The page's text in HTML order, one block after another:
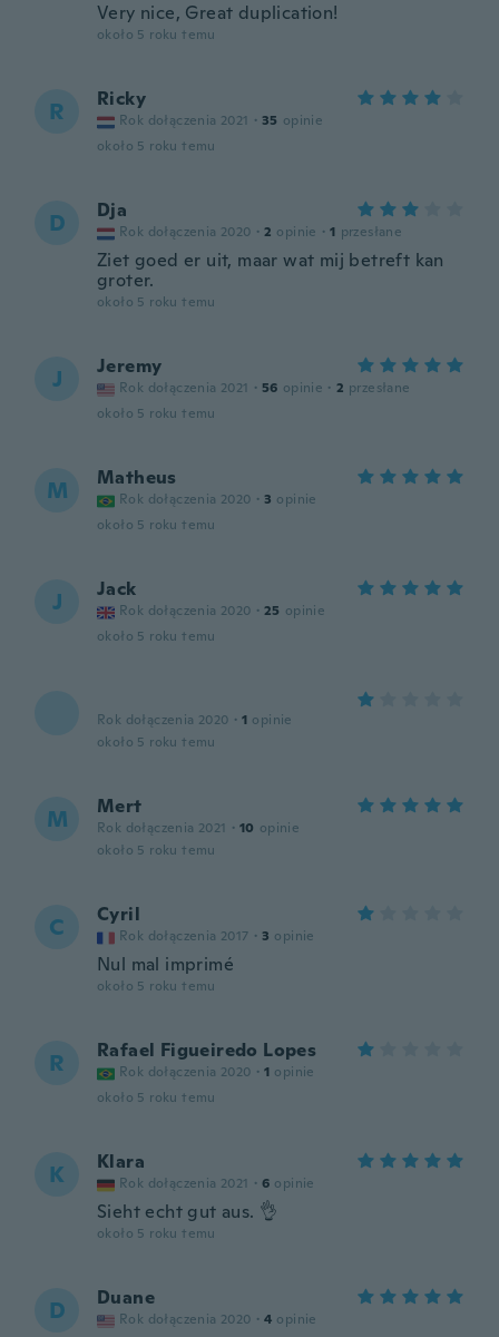
Very nice, Great duplication!
około 5 roku temu
R Ricky
Rok dołączenia 2021 · 35 opinie
około 5 roku temu
D Dja
Rok dołączenia 2020 · 2 opinie · 1 przesłane
Ziet goed er uit, maar wat mij betreft kan
groter.
około 5 roku temu
J Jeremy
Rok dołączenia 2021 · 56 opinie · 2 przesłane
około 5 roku temu
M Matheus
Rok dołączenia 2020 · 3 opinie
około 5 roku temu
J Jack
Rok dołączenia 2020 · 25 opinie
około 5 roku temu
Rok dołączenia 2020 · 1 opinie
około 5 roku temu
M Mert
Rok dołączenia 2021 · 10 opinie
około 5 roku temu
C Cyril
Rok dołączenia 2017 · 3 opinie
Nul mal imprimé
około 5 roku temu
R Rafael Figueiredo Lopes
Rok dołączenia 2020 · 1 opinie
około 5 roku temu
K Klara
Rok dołączenia 2021 · 6 opinie
Sieht echt gut aus. 👌
około 5 roku temu
D Duane
Rok dołączenia 2020 · 4 opinie